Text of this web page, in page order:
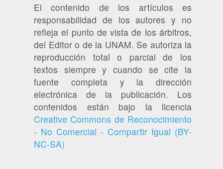
El contenido de los artículos es
responsabilidad de los autores y no
refleja el punto de vista de los árbitros,
del Editor o de la UNAM. Se autoriza la
reproducción total o parcial de los
textos siempre y cuando se cite la
fuente completa y la dirección
electrónica de la publicación. Los
contenidos están bajo la licencia
Creative Commons de Reconocimiento
- No Comercial - Compartir Igual (BY-
NC-SA)